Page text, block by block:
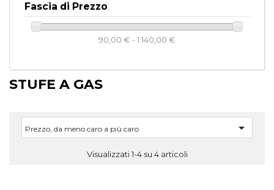
Fascia di Prezzo
90,00 € - 1.140,00 €
STUFE A GAS
Prezzo, da meno caro a più caro 
Visualizzati 1-4 su 4 articoli